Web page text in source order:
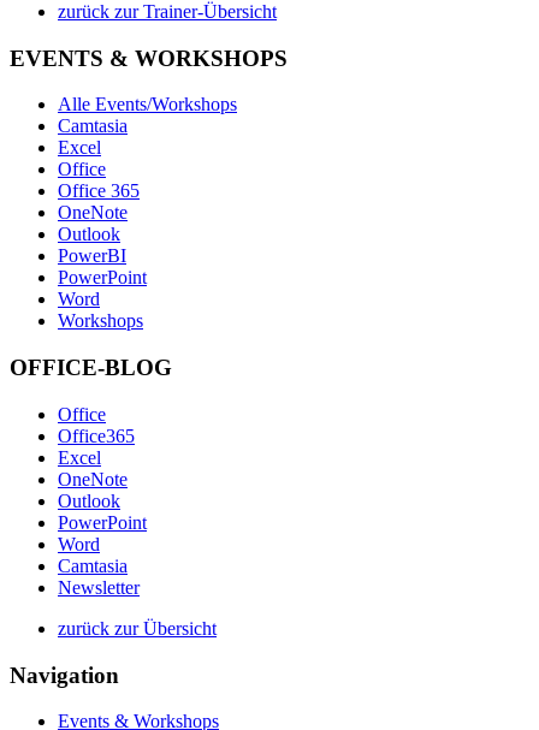
zurück zur Trainer-Übersicht
EVENTS & WORKSHOPS
Alle Events/Workshops
Camtasia
Excel
Office
Office 365
OneNote
Outlook
PowerBI
PowerPoint
Word
Workshops
OFFICE-BLOG
Office
Office365
Excel
OneNote
Outlook
PowerPoint
Word
Camtasia
Newsletter
zurück zur Übersicht
Navigation
Events & Workshops